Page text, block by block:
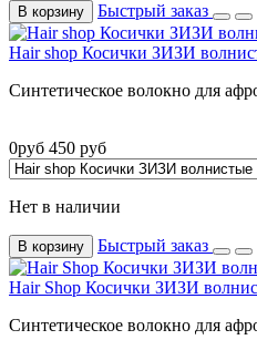
В корзину Быстрый заказ
Hair shop Косички ЗИЗИ
Синтетическое волокно для
0руб 450 руб
Нет в наличии
В корзину Быстрый заказ
Hair Shop Косички ЗИЗИ
Синтетическое волокно для